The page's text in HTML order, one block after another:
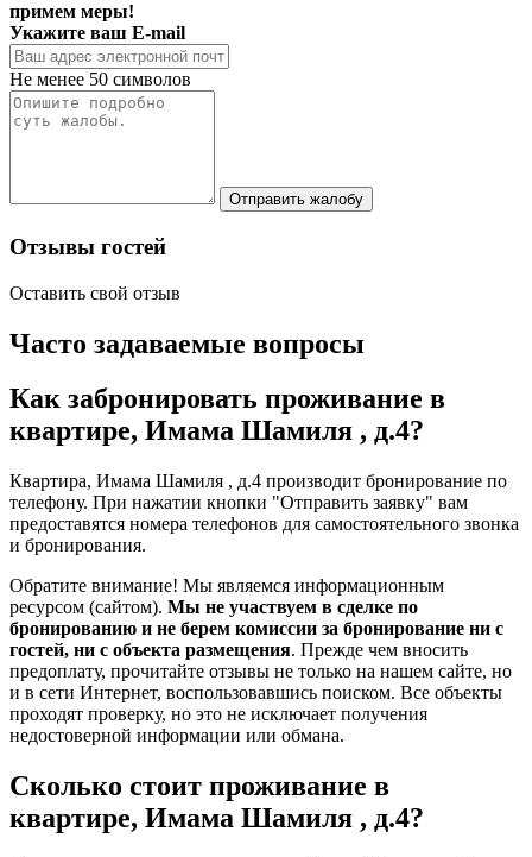
примем меры!
Укажите ваш E-mail
Не менее 50 символов
Отправить жалобу
Отзывы гостей
Оставить свой отзыв
Часто задаваемые вопросы
Как забронировать проживание в
квартире, Имама Шамиля , д.4?
Квартира, Имама Шамиля , д.4 производит бронирование по
телефону. При нажатии кнопки "Отправить заявку" вам
предоставятся номера телефонов для самостоятельного звонка
и бронирования.
Обратите внимание! Мы являемся информационным
ресурсом (сайтом). Мы не участвуем в сделке по
бронированию и не берем комиссии за бронирование ни с
гостей, ни с объекта размещения. Прежде чем вносить
предоплату, прочитайте отзывы не только на нашем сайте, но
и в сети Интернет, воспользовавшись поиском. Все объекты
проходят проверку, но это не исключает получения
недостоверной информации или обмана.
Сколько стоит проживание в
квартире, Имама Шамиля , д.4?